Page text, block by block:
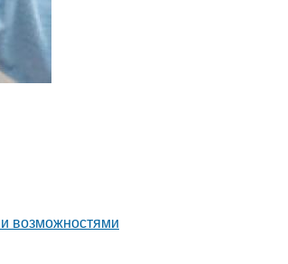
возможностями